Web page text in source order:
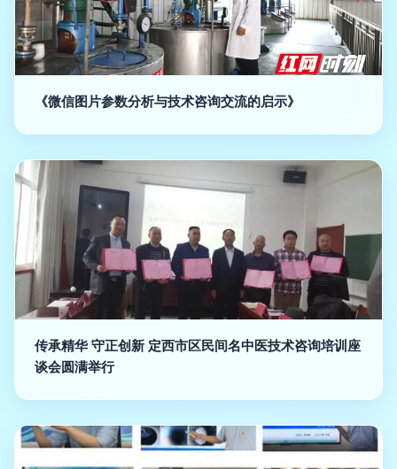
《微信图片参数分析与技术咨询交流的启示》
传承精华 守正创新 定西市区民间名中医技术咨询培训座
谈会圆满举行